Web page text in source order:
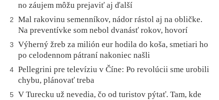
no záujem môžu prejaviť aj ďalší
2
Mal rakovinu semenníkov, nádor rástol aj na obličke.
Na preventívke som nebol dvanásť rokov, hovorí
3
Výherný žreb za milión eur hodila do koša, smetiari ho
po celodennom pátraní nakoniec našli
4 Pellegrini pre televíziu v Číne: Po revolúcii sme urobili
chybu, plánovať treba
5
V Turecku už nevedia, čo od turistov pýtať. Tam, kde